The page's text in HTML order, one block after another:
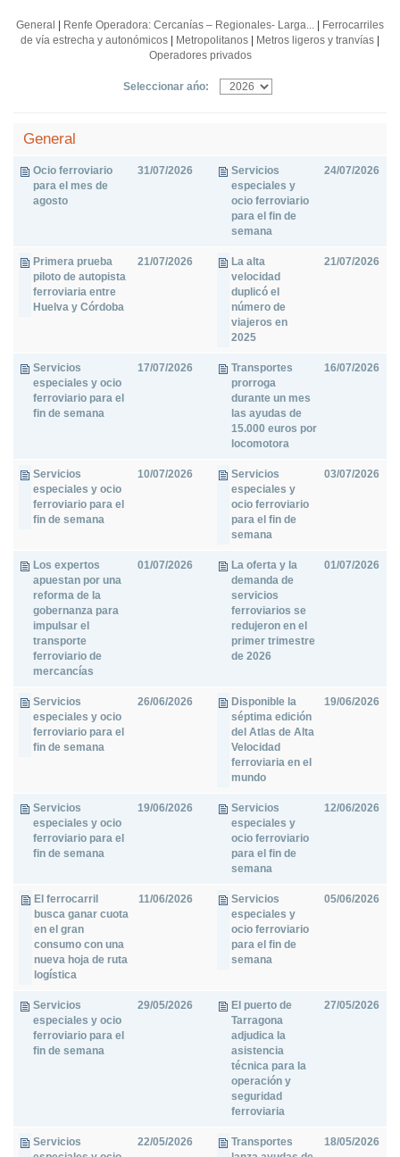
General Renfe Operadora: Cercanías – Regionales- Larga...
Ferrocarriles
de vía estrecha y autonómicos
Metropolitanos Metros ligeros y tranvías
Operadores privados
Seleccionar ańo:
General
Ocio ferroviario
para el mes de
agosto
31/07/2026
Servicios
especiales y
ocio ferroviario
para el fin de
semana
24/07/2026
Primera prueba
piloto de autopista
ferroviaria entre
Huelva y Córdoba
21/07/2026
La alta
velocidad
duplicó el
número de
viajeros en
2025
21/07/2026
Servicios
especiales y ocio
ferroviario para el
fin de semana
17/07/2026
Transportes
prorroga
durante un mes
las ayudas de
15.000 euros por
locomotora
16/07/2026
Servicios
especiales y ocio
ferroviario para el
fin de semana
10/07/2026
Servicios
especiales y
ocio ferroviario
para el fin de
semana
03/07/2026
Los expertos
apuestan por una
reforma de la
gobernanza para
impulsar el
transporte
ferroviario de
mercancías
01/07/2026
La oferta y la
demanda de
servicios
ferroviarios se
redujeron en el
primer trimestre
de 2026
01/07/2026
Servicios
especiales y ocio
ferroviario para el
fin de semana
26/06/2026
Disponible la
séptima edición
del Atlas de Alta
Velocidad
ferroviaria en el
mundo
19/06/2026
Servicios
especiales y ocio
ferroviario para el
fin de semana
19/06/2026
Servicios
especiales y
ocio ferroviario
para el fin de
semana
12/06/2026
El ferrocarril
busca ganar cuota
en el gran
consumo con una
nueva hoja de ruta
logística
11/06/2026
Servicios
especiales y
ocio ferroviario
para el fin de
semana
05/06/2026
Servicios
especiales y ocio
ferroviario para el
fin de semana
29/05/2026
El puerto de
Tarragona
adjudica la
asistencia
técnica para la
operación y
seguridad
ferroviaria
27/05/2026
Servicios
22/05/2026
Transportes
18/05/2026